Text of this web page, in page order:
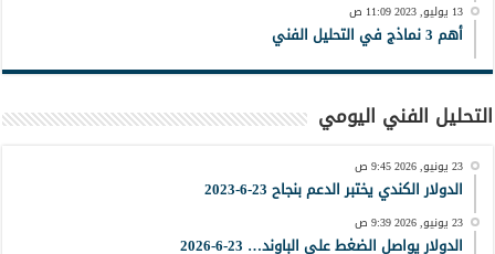
13 يوليو, 2023 11:09 ص
أهم 3 نماذج في التحليل الفني
التحليل الفني اليومي
23 يونيو, 2026 9:45 ص
الدولار الكندي يختبر الدعم بنجاح 23-6-2023
23 يونيو, 2026 9:39 ص
الدولار يواصل الضغط على الباوند… 23-6-2026